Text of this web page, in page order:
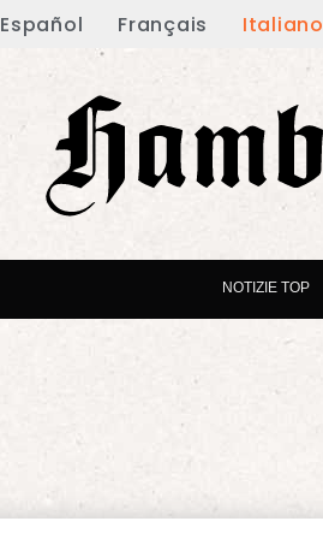
Español Français Italiano
NOTIZIE TOP